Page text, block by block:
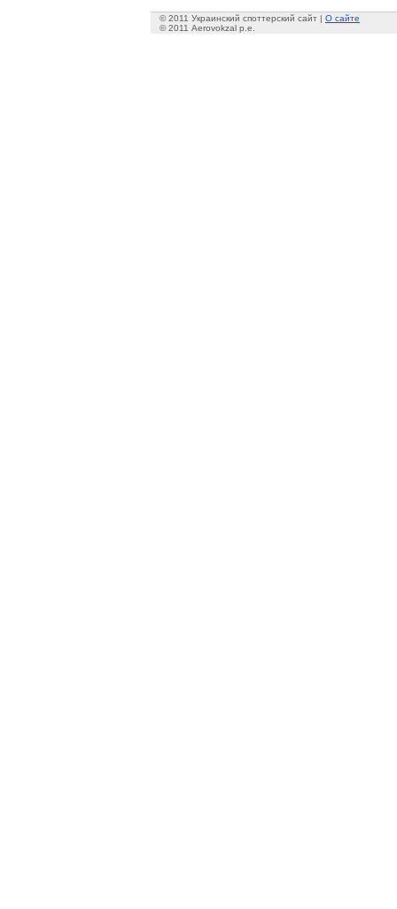
© 2011 Украинский споттерский сайт | О сайте
© 2011 Aerovokzal p.e.